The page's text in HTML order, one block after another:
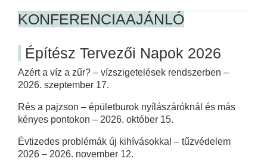
KONFERENCIAAJÁNLÓ
Építész Tervezői Napok 2026
Azért a víz a zűr? – vízszigetelések rendszerben –
2026. szeptember 17.
Rés a pajzson – épületburok nyílászáróknál és más
kényes pontokon – 2026. október 15.
Évtizedes problémák új kihívásokkal – tűzvédelem
2026 – 2026. november 12.